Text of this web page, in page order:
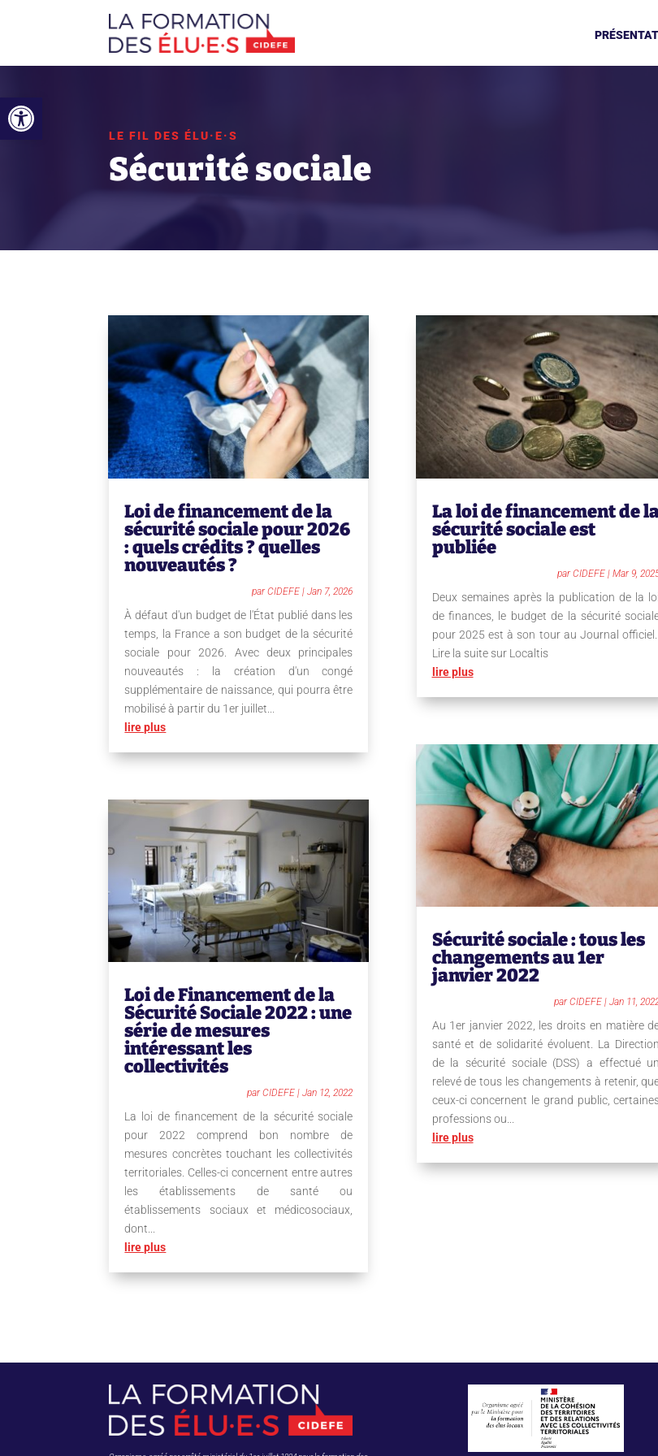
Ouvrir la barre d’outils
LE FIL DES ÉLU·E·S
Sécurité sociale
Loi de financement de la
sécurité sociale pour 2026
: quels crédits ? quelles
nouveautés ?
parCIDEFE |Jan 7, 2026
À défaut d'un budget de l'État publié dans les
temps, la France a son budget de la sécurité
sociale pour 2026. Avec deux principales
nouveautés : la création d'un congé
supplémentaire de naissance, qui pourra être
mobilisé à partir du 1er juillet...
lire plus
Loi de Financement de la
Sécurité Sociale 2022 : une
série de mesures
intéressant les
collectivités
parCIDEFE |Jan 12, 2022
La loi de financement de la sécurité sociale
pour 2022 comprend bon nombre de
mesures concrètes touchant les collectivités
territoriales. Celles-ci concernent entre autres
les établissements de santé ou
établissements sociaux et médicosociaux,
dont...
lire plus
La loi de financement de
sécurité sociale est
publiée
parCIDEFE |Mar 9,
Deux semaines après la publication de la loi
de finances, le budget de la sécurité
pour 2025 est à son tour au Journal officiel.
Lire la suite sur Localtis
lire plus
Sécurité sociale : tous les
changements au 1er
janvier 2022
parCIDEFE |Jan 11,
Au 1er janvier 2022, les droits en matière
santé et de solidarité évoluent. La Direction
de la sécurité sociale (DSS) a effectué un
relevé de tous les changements à retenir,
ceux-ci concernent le grand public,
professions ou...
lire plus